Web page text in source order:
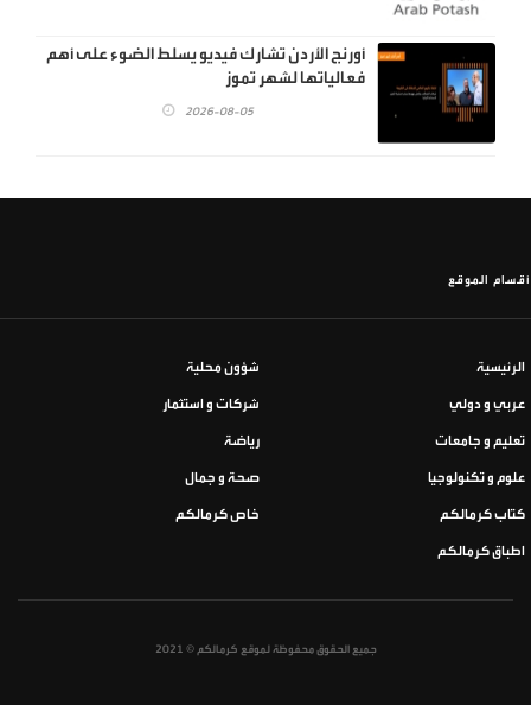
أورنج الأردن تشارك فيديو يسلط الضوء على أهم
فعالياتها لشهر تموز
2026-08-05
أقسام الموقع
الرئيسية شؤون محلية
عربي و دولي شركات و استثمار
تعليم و جامعات رياضة
علوم و تكنولوجيا صحة و جمال
كتاب كرمالكم خاص كرمالكم
اطباق كرمالكم
جميع الحقوق محفوظة لموقع كرمالكم © 2021